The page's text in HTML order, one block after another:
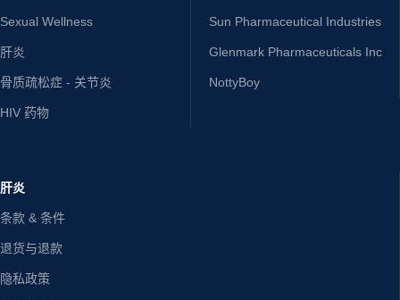
Sexual Wellness
肝炎
骨质疏松症 - 关节炎
HIV 药物
Sun Pharmaceutical Industries
Glenmark Pharmaceuticals Inc
NottyBoy
肝炎
条款 & 条件
退货与退款
隐私政策